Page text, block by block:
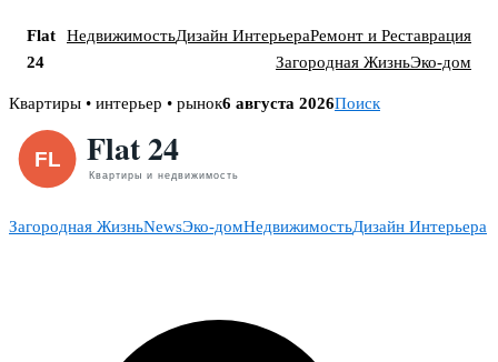
Flat
24
НедвижимостьДизайн ИнтерьераРемонт и Реставрация
Загородная ЖизньЭко-дом
Skip
content
Квартиры • интерьер • рынок6 августа 2026Поиск
Загородная ЖизньNewsЭко-домНедвижимостьДизайн Интерьера